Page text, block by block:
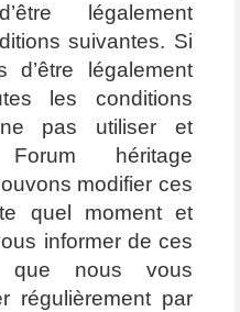
légalement
suivantes. Si
d’être légalement
les conditions
pas utiliser et
héritage
modifier ces
quel moment et
informer de ces
que nous vous
régulièrement par